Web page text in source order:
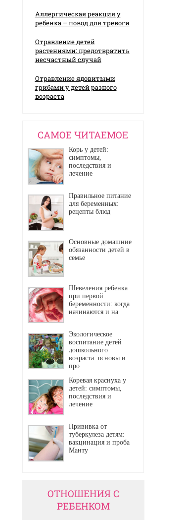
Аллергическая реакция у
ребенка – повод для тревоги
Отравление детей
растениями: предотвратить
несчастный случай
Отравление ядовитыми
грибами у детей разного
возраста
CАМОЕ ЧИТАЕМОЕ
Корь у детей:
симптомы,
последствия и
лечение
Правильное питание
для беременных:
рецепты блюд
Основные домашние
обязанности детей в
семье
Шевеления ребенка
при первой
беременности: когда
начинаются и на
Экологическое
воспитание детей
дошкольного
возраста: основы и
про
Коревая краснуха у
детей: симптомы,
последствия и
лечение
Прививка от
туберкулеза детям:
вакцинация и проба
Манту
ОТНОШЕНИЯ С
РЕБЕНКОМ